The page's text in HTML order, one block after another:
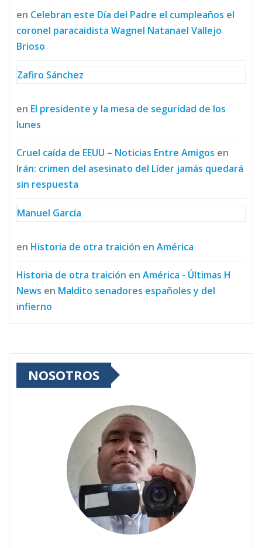
en Celebran este Día del Padre el cumpleaños el
coronel paracaidista Wagnel Natanael Vallejo
Brioso
Zafiro Sánchez
en El presidente y la mesa de seguridad de los
lunes
Cruel caída de EEUU – Noticias Entre Amigos en
Irán: crimen del asesinato del Líder jamás quedará
sin respuesta
Manuel García
en Historia de otra traición en América
Historia de otra traición en América - Últimas H
News en Maldito senadores españoles y del
infierno
NOSOTROS